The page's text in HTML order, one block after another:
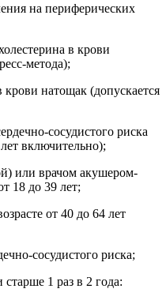
на периферических
в крови
метода);
натощак (допускается
сосудистого риска
включительно);
или врачом акушером-
18 до 39 лет;
от 40 до 64 лет
сосудистого риска;
старше 1 раз в 2 года: